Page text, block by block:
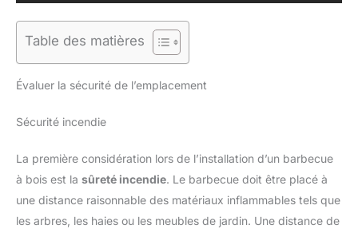
Table des matières
Évaluer la sécurité de l’emplacement
Sécurité incendie
La première considération lors de l’installation d’un barbecue
à bois est la sûreté incendie. Le barbecue doit être placé à
une distance raisonnable des matériaux inflammables tels que
les arbres, les haies ou les meubles de jardin. Une distance de